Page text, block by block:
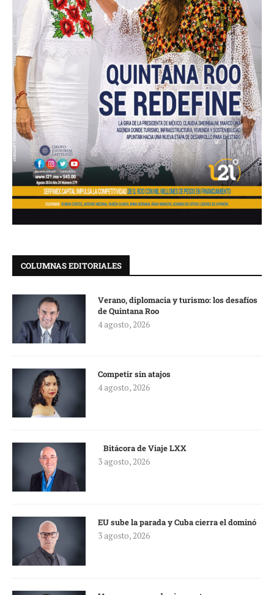
COLUMNAS EDITORIALES
Verano, diplomacia y turismo: los desafíos
de Quintana Roo
4 agosto, 2026
Competir sin atajos
4 agosto, 2026
Bitácora de Viaje LXX
3 agosto, 2026
EU sube la parada y Cuba cierra el dominó
3 agosto, 2026